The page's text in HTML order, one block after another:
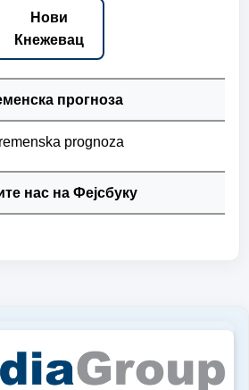
Нови
Кнежевац
прогноза
нас на Фејсбуку